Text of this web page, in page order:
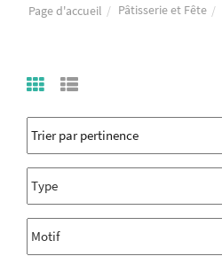
Page d'accueil Pâtisserie et Fête